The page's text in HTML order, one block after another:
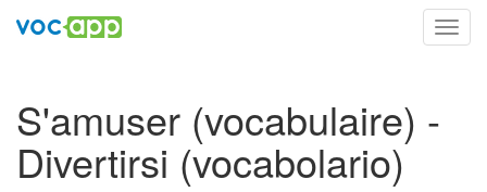
S'amuser (vocabulaire) -
Divertirsi (vocabolario)